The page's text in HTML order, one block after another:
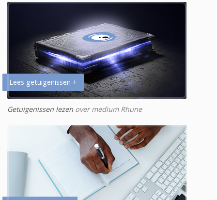
Lees getuigenissen +
Getuigenissen lezen over medium Rhune